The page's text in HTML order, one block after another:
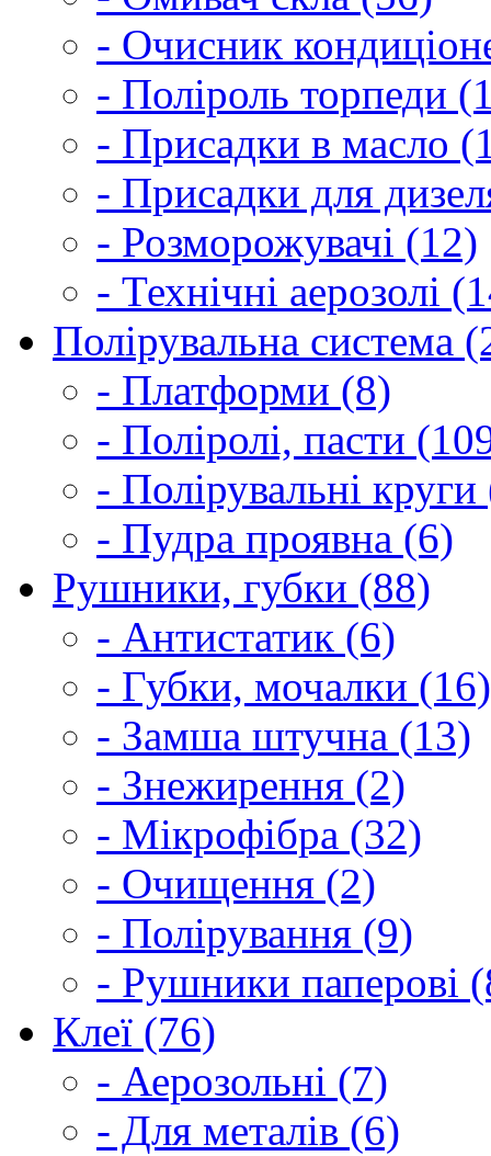
- Очисник
- Поліроль торпеди
- Присадки в масло
- Присадки для
- Розморожувачі (12)
- Технічні аерозолі
Полірувальна система
- Платформи (8)
- Поліролі, пасти
- Полірувальні
- Пудра проявна (6)
Рушники, губки (88)
- Антистатик (6)
- Губки, мочалки (16)
- Замша штучна (13)
- Знежирення (2)
- Мікрофібра (32)
- Очищення (2)
- Полірування (9)
- Рушники паперові
Клеї (76)
- Аерозольні (7)
- Для металів (6)